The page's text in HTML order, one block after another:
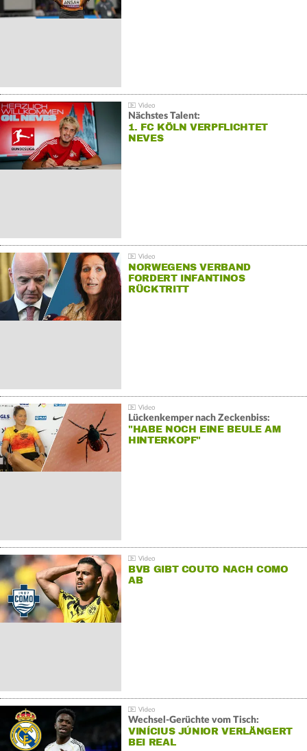
Nächstes Talent:
1. FC KÖLN VERPFLICHTET
NEVES
NORWEGENS VERBAND
FORDERT INFANTINOS
RÜCKTRITT
Lückenkemper nach Zeckenbiss:
"HABE NOCH EINE BEULE AM
HINTERKOPF"
BVB GIBT COUTO NACH COMO
AB
Wechsel-Gerüchte vom Tisch:
VINÍCIUS JÚNIOR VERLÄNGERT
BEI REAL